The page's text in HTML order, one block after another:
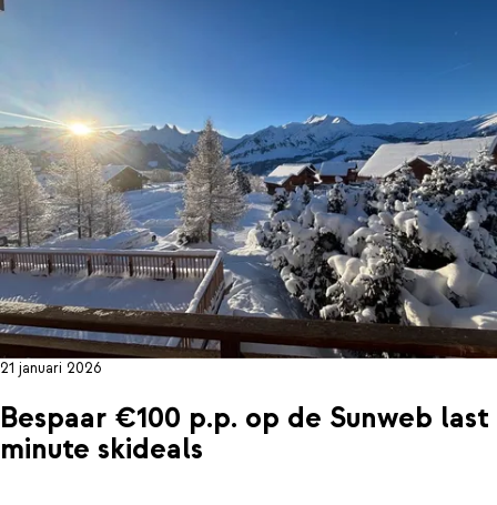
21 januari 2026
Bespaar €100 p.p. op de Sunweb last
minute skideals